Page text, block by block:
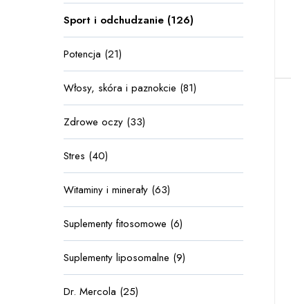
Sport i odchudzanie (126)
Potencja (21)
Włosy, skóra i paznokcie (81)
Zdrowe oczy (33)
Stres (40)
Witaminy i minerały (63)
Suplementy fitosomowe (6)
Suplementy liposomalne (9)
Dr. Mercola (25)